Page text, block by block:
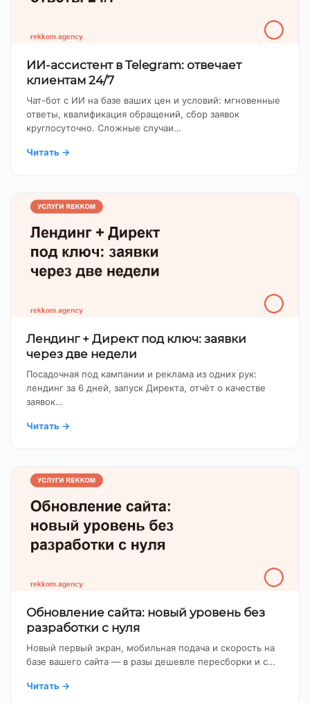
ИИ-ассистент в Telegram: отвечает
клиентам 24/7
Чат-бот с ИИ на базе ваших цен и условий: мгновенные
ответы, квалификация обращений, сбор заявок
круглосуточно. Сложные случаи…
Читать →
Лендинг + Директ под ключ: заявки
через две недели
Посадочная под кампании и реклама из одних рук:
лендинг за 6 дней, запуск Директа, отчёт о качестве
заявок…
Читать →
Обновление сайта: новый уровень без
разработки с нуля
Новый первый экран, мобильная подача и скорость на
базе вашего сайта — в разы дешевле пересборки и с…
Читать →